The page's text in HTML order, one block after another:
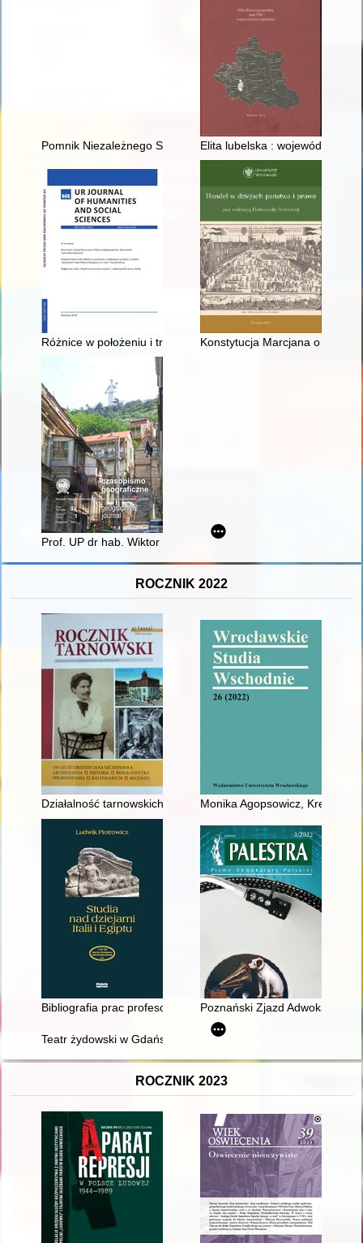
Pomnik Niezależnego Samorządnego Związku Zawodowego
Elita lubelska : województwo
Różnice w położeniu i traktowaniu polskich, czeskich i
Konstytucja Marcjana o
Prof. UP dr hab. Wiktor Osuch (1969-2021) : nasz przyjaciel i
ROCZNIK 2022
Działalność tarnowskich składów budowlanych w latach
Monika Agopsowicz,
Bibliografia prac profesora Ludwika Piotrowicza
Poznański Zjazd Adwokatury z
Teatr żydowski w Gdańsku 1876-1968 = Yidish ṭeaṭer in
ROCZNIK 2023